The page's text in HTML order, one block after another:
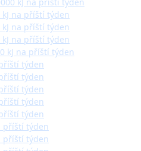
kJ na příští týden
kJ na příští týden
kJ na příští týden
kJ na příští týden
kJ na příští týden
týden
týden
týden
týden
týden
příští týden
příští týden